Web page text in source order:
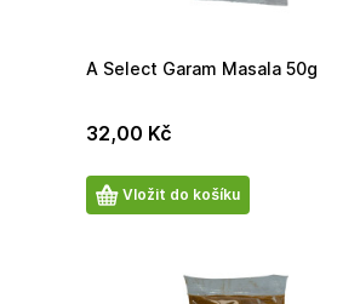
A Select Garam Masala 50g
32,00 Kč
Počet
produktů
Vložit do košíku